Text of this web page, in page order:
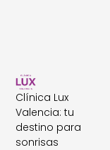
Clínica Lux
Valencia: tu
destino para
sonrisas